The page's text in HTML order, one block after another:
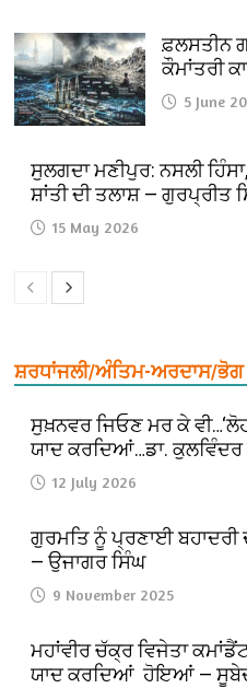
ਫ਼ਲਸਤੀਨ
ਕੌਮਾਂਤਰੀ
5 June
ਸੁਲਗਦਾ ਮਣੀਪੁਰ: ਨਸਲੀ
ਸ਼ਾਂਤੀ ਦੀ ਤਲਾਸ਼ — ਗੁਰਪ੍ਰੀਤ
15 May 2026
ਸ਼ਰਧਾਂਜਲੀ/ਅੰਤਿਮ-ਅਰਦਾਸ/ਭੋਗ
ਸੁਖ਼ਨਵਰ ਜਿਓਣ ਮਰ ਕੇ
ਯਾਦ ਕਰਦਿਆਂ…ਡਾ. ਕੁਲਵਿੰਦਰ
12 July 2026
ਗੁਰਮਤਿ ਨੂੰ ਪ੍ਰਣਾਈ
— ਉਜਾਗਰ ਸਿੰਘ
9 November 2025
ਮਹਾਂਵੀਰ ਚੱਕ੍ਰ ਵਿਜੇਤਾ
ਯਾਦ ਕਰਦਿਆਂ ਹੋਇਆਂ —